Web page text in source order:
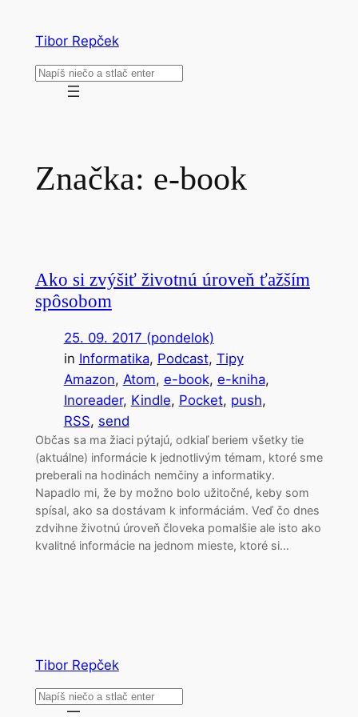
Tibor Repček
Hľadať
Značka: e-book
Ako si zvýšiť životnú úroveň ťažším
spôsobom
25. 09. 2017 (pondelok)
in Informatika, Podcast, Tipy
Amazon, Atom, e-book, e-kniha
Inoreader, Kindle, Pocket, push
RSS, send
Občas sa ma žiaci pýtajú, odkiaľ beriem všetky tie
(aktuálne) informácie k jednotlivým témam, ktoré sme
preberali na hodinách nemčiny a informatiky.
Napadlo mi, že by možno bolo užitočné, keby som
spísal, ako sa dostávam k informáciám. Veď čo dnes
zdvihne životnú úroveň človeka pomalšie ale isto ako
kvalitné informácie na jednom mieste, ktoré si…
Tibor Repček
Search